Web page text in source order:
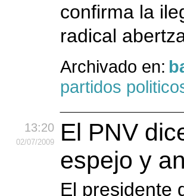
confirma la
radical
Archivado en:
partidos
13:20
02/07/2009
El PNV
espejo y
El presidente